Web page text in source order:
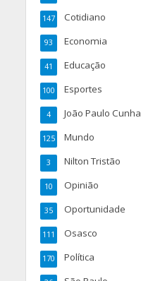
Cotidiano
147
Economia
93
Educação
41
Esportes
100
João Paulo Cunha
4
Mundo
125
Nilton Tristão
3
Opinião
10
Oportunidade
35
Osasco
111
Política
170